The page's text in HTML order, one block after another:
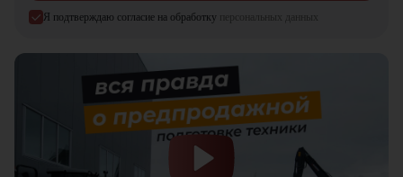
качественного уплотнения. Мощность, надежность и комфорт в
одной машине!
Я подтверждаю согласие на обработку персональных данных